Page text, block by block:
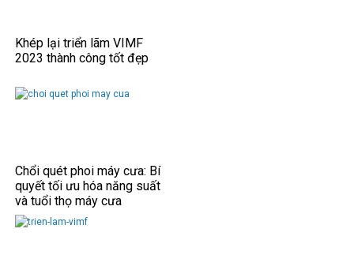
Khép lại triển lãm VIMF
2023 thành công tốt đẹp
Chổi quét phoi máy cưa: Bí
quyết tối ưu hóa năng suất
và tuổi thọ máy cưa